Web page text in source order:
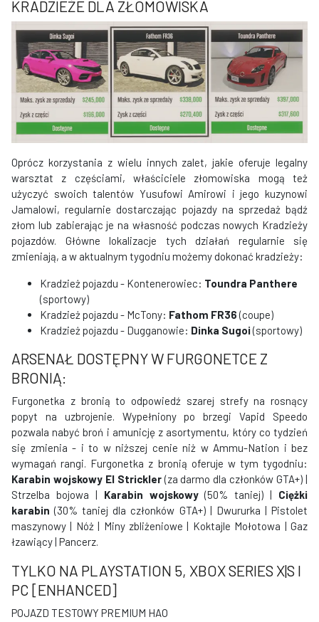
KRADZIEŻE DLA ZŁOMOWISKA
Oprócz korzystania z wielu innych zalet, jakie oferuje legalny
warsztat z częściami, właściciele złomowiska mogą też
użyczyć swoich talentów Yusufowi Amirowi i jego kuzynowi
Jamalowi, regularnie dostarczając pojazdy na sprzedaż bądź
złom lub zabierając je na własność podczas nowych Kradzieży
pojazdów. Główne lokalizacje tych działań regularnie się
zmieniają, a w aktualnym tygodniu możemy dokonać kradzieży:
Kradzież pojazdu - Kontenerowiec: Toundra Panthere
(sportowy)
Kradzież pojazdu - McTony: Fathom FR36(coupe)
Kradzież pojazdu - Dugganowie: Dinka Sugoi(sportowy)
ARSENAŁ DOSTĘPNY W FURGONETCE Z
BRONIĄ:
Furgonetka z bronią to odpowiedź szarej strefy na rosnący
popyt na uzbrojenie. Wypełniony po brzegi Vapid Speedo
pozwala nabyć broń i amunicję z asortymentu, który co tydzień
się zmienia - i to w niższej cenie niż w Ammu-Nation i bez
wymagań rangi. Furgonetka z bronią oferuje w tym tygodniu:
Karabin wojskowy El Strickler(za darmo dla członków GTA+) |
Strzelba bojowa | Karabin wojskowy(50% taniej) | Ciężki
karabin (30% taniej dla członków GTA+) | Dwururka | Pistolet
maszynowy | Nóż | Miny zbliżeniowe | Koktajle Mołotowa | Gaz
łzawiący | Pancerz.
TYLKO NA PLAYSTATION 5, XBOX SERIES X|S I
PC [ENHANCED]
POJAZD TESTOWY PREMIUM HAO